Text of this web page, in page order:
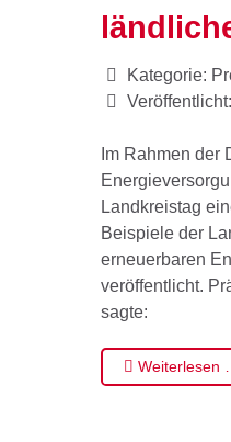
Kategorie:
Im Rahmen der
Landkreistag
Beispiele der
erneuerbaren
veröffentlicht.
sagte:
Weiterlesen …